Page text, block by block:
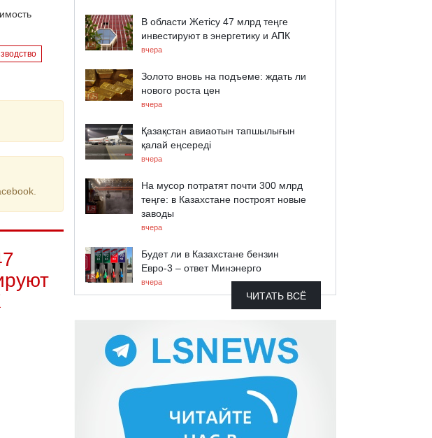
В области Жетісу 47 млрд теңге
инвестируют в энергетику и АПК
вчера
Золото вновь на подъеме: ждать ли
нового роста цен
вчера
Қазақстан авиаотын тапшылығын
қалай еңсереді
вчера
На мусор потратят почти 300 млрд
теңге: в Казахстане построят новые
заводы
вчера
Будет ли в Казахстане бензин
Евро-3 – ответ Минэнерго
вчера
ЧИТАТЬ ВСЁ